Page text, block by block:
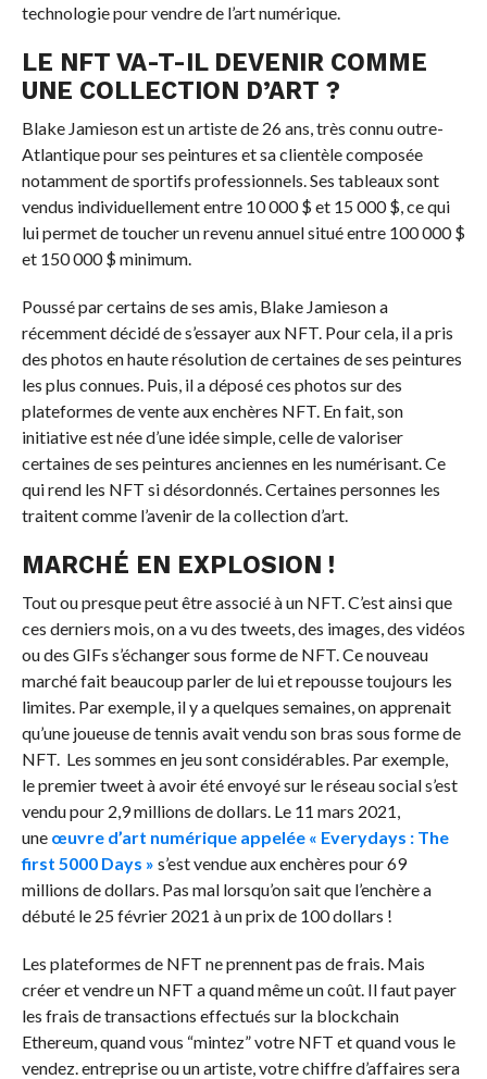
technologie pour vendre de l’art numérique.
LE NFT VA-T-IL DEVENIR COMME
UNE COLLECTION D’ART ?
Blake Jamieson est un artiste de 26 ans, très connu outre-
Atlantique pour ses peintures et sa clientèle composée
notamment de sportifs professionnels. Ses tableaux sont
vendus individuellement entre 10 000 $ et 15 000 $, ce qui
lui permet de toucher un revenu annuel situé entre 100 000 $
et 150 000 $ minimum.
Poussé par certains de ses amis, Blake Jamieson a
récemment décidé de s’essayer aux NFT. Pour cela, il a pris
des photos en haute résolution de certaines de ses peintures
les plus connues. Puis, il a déposé ces photos sur des
plateformes de vente aux enchères NFT. En fait, son
initiative est née d’une idée simple, celle de valoriser
certaines de ses peintures anciennes en les numérisant. Ce
qui rend les NFT si désordonnés. Certaines personnes les
traitent comme l’avenir de la collection d’art.
MARCHÉ EN EXPLOSION !
Tout ou presque peut être associé à un NFT. C’est ainsi que
ces derniers mois, on a vu des tweets, des images, des vidéos
ou des GIFs s’échanger sous forme de NFT. Ce nouveau
marché fait beaucoup parler de lui et repousse toujours les
limites. Par exemple, il y a quelques semaines, on apprenait
qu’une joueuse de tennis avait vendu son bras sous forme de
NFT. Les sommes en jeu sont considérables. Par exemple,
le premier tweet à avoir été envoyé sur le réseau social s’est
vendu pour 2,9 millions de dollars. Le 11 mars 2021,
une œuvre d’art numérique appelée « Everydays : The
first 5000 Days » s’est vendue aux enchères pour 69
millions de dollars. Pas mal lorsqu’on sait que l’enchère a
débuté le 25 février 2021 à un prix de 100 dollars !
Les plateformes de NFT ne prennent pas de frais. Mais
créer et vendre un NFT a quand même un coût. Il faut payer
les frais de transactions effectués sur la blockchain
Ethereum, quand vous “mintez” votre NFT et quand vous le
vendez. entreprise ou un artiste, votre chiffre d’affaires sera